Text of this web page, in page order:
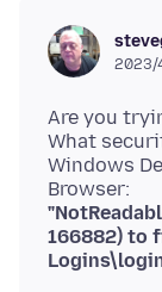
2023/
Are you
What
Windows
166882) to